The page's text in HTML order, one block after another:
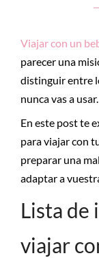
Viajar con un
parecer una
distinguir entre
nunca vas a usar.
En este post te
para viajar con
preparar una
adaptar a
Lista de
viajar